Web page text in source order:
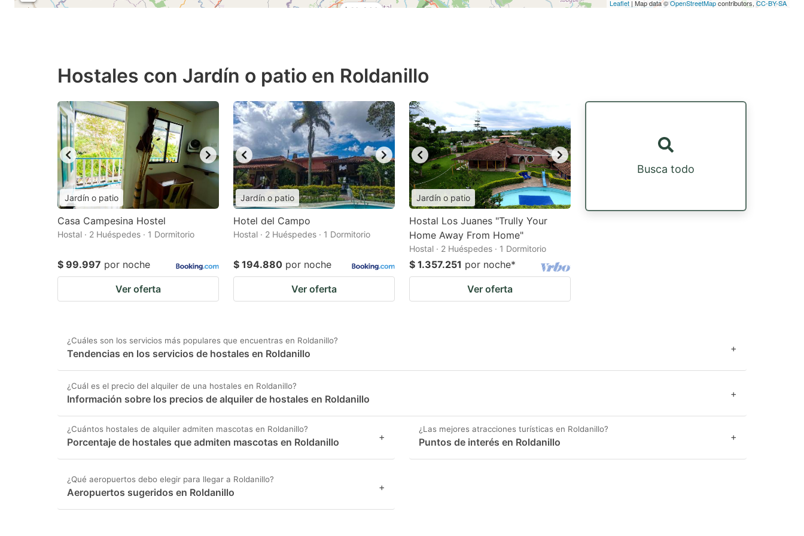
$40,260
Leaflet | Map data ©OpenStreetMapcontributors, CC-BY-SA
Hostales con Jardín o patio en Roldanillo
Jardín o patio
Casa Campesina Hostel
Hostal · 2 Huéspedes · 1 Dormitorio
$ 99.997 por noche
Ver oferta
Jardín o patio
Hotel del Campo
Hostal · 2 Huéspedes · 1 Dormitorio
$ 194.880 por noche
Ver oferta
Jardín o patio
Hostal Los Juanes "Trully Your
Home Away From Home"
Hostal · 2 Huéspedes · 1 Dormitorio
$ 1.357.251 por noche*
Ver oferta
Busca todo
¿Cuáles son los servicios más populares que encuentras en Roldanillo?
Tendencias en los servicios de hostales en Roldanillo +
¿Cuál es el precio del alquiler de una hostales en Roldanillo?
Información sobre los precios de alquiler de hostales en Roldanillo +
¿Cuántos hostales de alquiler admiten mascotas en Roldanillo?
Porcentaje de hostales que admiten mascotas en Roldanillo +
¿Las mejores atracciones turísticas en Roldanillo?
Puntos de interés en Roldanillo +
¿Qué aeropuertos debo elegir para llegar a Roldanillo?
Aeropuertos sugeridos en Roldanillo +